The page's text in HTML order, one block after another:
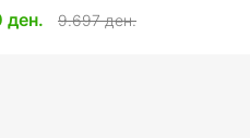
ден. 9.697 ден.